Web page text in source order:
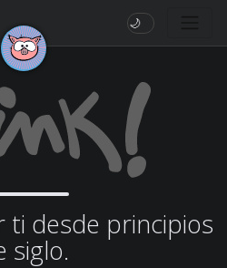
🌙
ti desde principios
siglo.